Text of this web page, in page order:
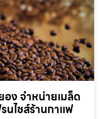
อง จำหน่ายเมล็ด
ไชส์ร้านกาแฟ